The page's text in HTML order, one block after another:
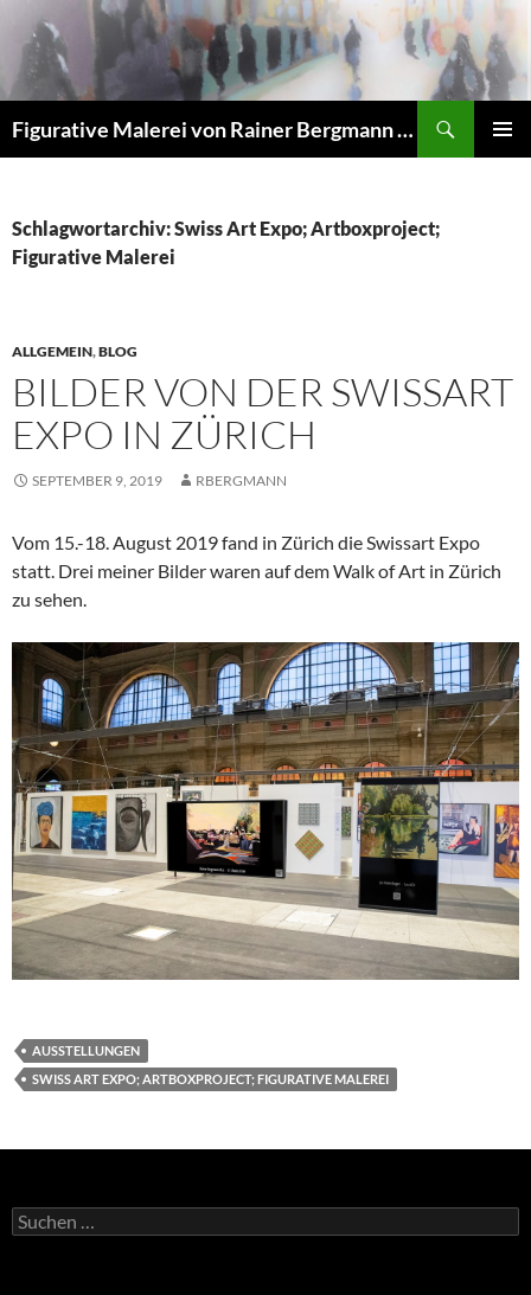
Inhalt
springen
Figurative Malerei von Rainer Bergmann M.A.
Schlagwortarchiv: Swiss Art Expo; Artboxproject;
Figurative Malerei
ALLGEMEIN,BLOG
BILDER VON DER SWISSART
EXPO IN ZÜRICH
SEPTEMBER 9, 2019 RBERGMANN
Vom 15.-18. August 2019 fand in Zürich die Swissart Expo
statt. Drei meiner Bilder waren auf dem Walk of Art in Zürich
zu sehen.
AUSSTELLUNGEN
SWISS ART EXPO; ARTBOXPROJECT; FIGURATIVE MALEREI
Suchen
nach: